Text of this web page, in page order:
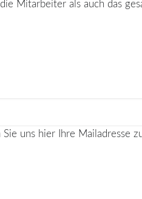
Mitarbeiter als auch das
uns hier Ihre Mailadresse